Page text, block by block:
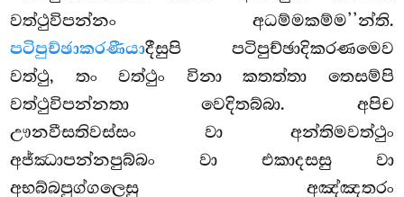
වත්ථුවිපන්නං අධම්මකම්ම’’න්ති.
පටිපුච්ඡාකරණීයාදීසුපි පටිපුච්ඡාදිකරණමෙව
වත්ථු, තං වත්ථුං විනා කතත්තා තෙසම්පි
වත්ථුවිපන්නතා වෙදිතබ්බා. අපිච
ඌනවීසතිවස්සං වා අන්තිමවත්ථුං
අජ්ඣාපන්නපුබ්බං වා එකාදසසු වා
අභබ්බපුග්ගලෙසු අඤ්ඤතරං